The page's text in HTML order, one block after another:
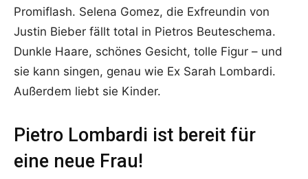
Promiflash. Selena Gomez, die Exfreundin von
Justin Bieber fällt total in Pietros Beuteschema.
Dunkle Haare, schönes Gesicht, tolle Figur – und
sie kann singen, genau wie Ex Sarah Lombardi.
Außerdem liebt sie Kinder.
Pietro Lombardi ist bereit für
eine neue Frau!